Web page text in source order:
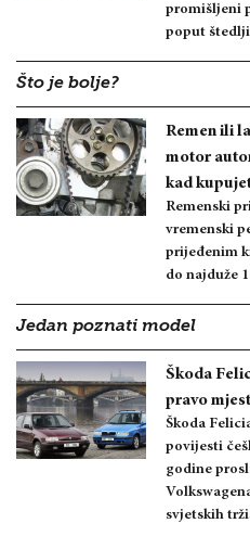
promišljeni
poput
Što je bolje?
Remen ili
motor
kad
Remenski
vremenski
prijeđenim
do najduže
Jedan poznati model
Škoda
pravo
Škoda
povijesti
godine
svjetskih